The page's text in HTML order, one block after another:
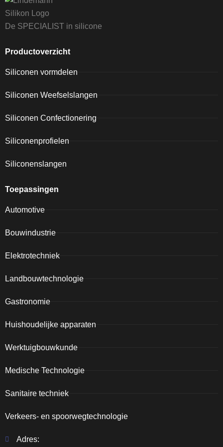
De SPECIALIST in silicone
Productoverzicht
Siliconen vormdelen
Siliconen Weefselslangen
Siliconen Confectionering
Siliconenprofielen
Siliconenslangen
Toepassingen
Automotive
Bouwindustrie
Elektrotechniek
Landbouwtechnologie
Gastronomie
Huishoudelijke apparaten
Werktuigbouwkunde
Medische Technologie
Sanitaire techniek
Verkeers- en spoorwegtechnologie
Adres: